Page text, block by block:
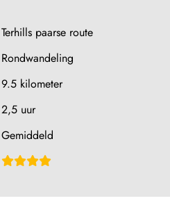
Terhills paarse route
Rondwandeling
9.5 kilometer
2,5 uur
Gemiddeld
Beoordeling: